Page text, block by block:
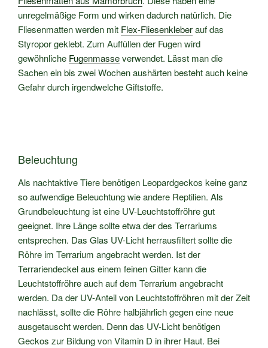
unregelmäßige Form und wirken dadurch natürlich. Die
Fliesenmatten werden mit Flex-Fliesenkleberauf das
Styropor geklebt. Zum Auffüllen der Fugen wird
gewöhnliche Fugenmasseverwendet. Lässt man die
Sachen ein bis zwei Wochen aushärten besteht auch keine
Gefahr durch irgendwelche Giftstoffe.
Beleuchtung
Als nachtaktive Tiere benötigen Leopardgeckos keine ganz
so aufwendige Beleuchtung wie andere Reptilien. Als
Grundbeleuchtung ist eine UV-Leuchtstoffröhre gut
geeignet. Ihre Länge sollte etwa der des Terrariums
entsprechen. Das Glas UV-Licht herrausfiltert sollte die
Röhre im Terrarium angebracht werden. Ist der
Terrariendeckel aus einem feinen Gitter kann die
Leuchtstoffröhre auch auf dem Terrarium angebracht
werden. Da der UV-Anteil von Leuchtstoffröhren mit der Zeit
nachlässt, sollte die Röhre halbjährlich gegen eine neue
ausgetauscht werden. Denn das UV-Licht benötigen
Geckos zur Bildung von Vitamin D in ihrer Haut. Bei